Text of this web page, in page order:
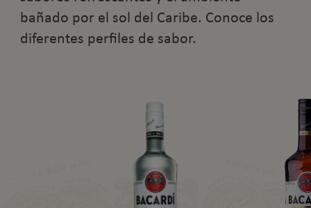
bañado por el sol del Caribe. Conoce los
diferentes perfiles de sabor.